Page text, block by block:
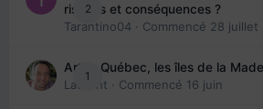
2
risques et conséquences ?
Tarantino04 · Commencé 28 juillet
1
Arte : Québec, les îles de la
Laurent · Commencé 16 juin